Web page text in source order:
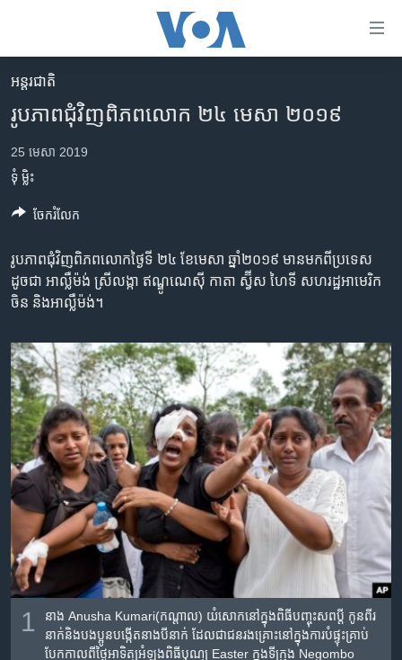
គេហទំព័រ​
រំលង​
និង​
ចូល​
ទៅ​​
ទំព័រ​
តែ​
ម្តង
រំលង​
ចូល​
ទៅ​
ទំព័រ​
រចនា
សម្ព័ន្ធ​
រំលង​
និង​
ចូល​
កាន់​
ទំព័រ​
ស្វែង​
រក
កម្ពុជា
អន្តរជាតិ
អាមេរិក
ហេឡូវីអូអេ
កម្ពុជាច្នៃប្រតិដ្ឋ
ព្រឹត្តិការណ៍ព័ត៌មាន
វិទ្យុ / ផតខាសថ៍
កម្មវិធីទាំងអស់
Khmer English
បណ្តាញ​សង្គម
ភាសា
អន្តរជាតិ
រូបភាពជុំវិញពិភពលោក ២៤ មេសា ២០១៩
25 មេសា 2019
ទុំ ម្លិះ
រូបភាព​ជុំវិញ​ពិភពលោក​ថ្ងៃទី ២៤​ ខែមេសា​ ឆ្នាំ​២០១៩ មាន​មក​ពី​ប្រទេស
ដូចជា​ អាល្លឺម៉ង់ ស្រីលង្កា ឥណ្ឌូណេស៊ី កាតា ស្វ៊ីស ហៃទី សហរដ្ឋអាមេរិក
ចិន និង​អាល្លឺម៉ង់។
1
នាង Anusha Kumari(កណ្តាល) យំសោក​នៅក្នុង​ពិធី​បញ្ចុះ​សព​ប្តី​ កូន​ពីរ
នាក់​និង​បងប្អូន​បង្កើត​នាង​បី​នាក់ ដែល​ជា​ជនរងគ្រោះ​នៅ​ក្នុង​ការ​បំផ្ទុះ​គ្រាប់​
បែក​កាលពី​ថ្ងៃ​អាទិត្យ​អំឡុង​ពិធី​បុណ្យ​ Easter ក្នុង​ទីក្រុង Negombo
ចែករំលែក